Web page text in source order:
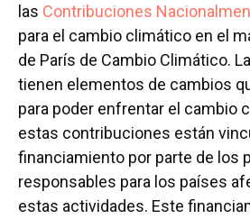
las Contribuciones
para el cambio climático en el
de París de Cambio Climático.
tienen elementos de cambios
para poder enfrentar el cambio
estas contribuciones están
financiamiento por parte de los
responsables para los países
estas actividades. Este